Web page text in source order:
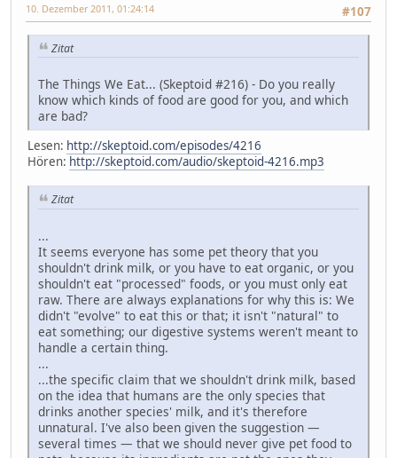
#107
10. Dezember 2011, 01:24:14
Zitat
The Things We Eat... (Skeptoid #216) - Do you really
know which kinds of food are good for you, and which
are bad?
Lesen: http://skeptoid.com/episodes/4216
Hören: http://skeptoid.com/audio/skeptoid-4216.mp3
Zitat
...
It seems everyone has some pet theory that you
shouldn't drink milk, or you have to eat organic, or you
shouldn't eat "processed" foods, or you must only eat
raw. There are always explanations for why this is: We
didn't "evolve" to eat this or that; it isn't "natural" to
eat something; our digestive systems weren't meant to
handle a certain thing.
...
...the specific claim that we shouldn't drink milk, based
on the idea that humans are the only species that
drinks another species' milk, and it's therefore
unnatural. I've also been given the suggestion —
several times — that we should never give pet food to